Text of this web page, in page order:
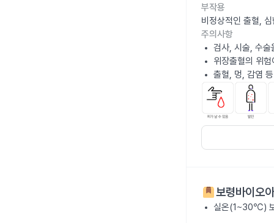
부작용
비정상적인 출혈,
주의사항
검사, 시술, 수술
위장출혈의 위
출혈, 멍, 감염
보령바이오
실온(1~30℃)